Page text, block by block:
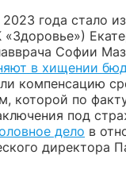
года стало
«Здоровье»)
Софии
в хищении
компенсацию
которой по
под
дело в
директора